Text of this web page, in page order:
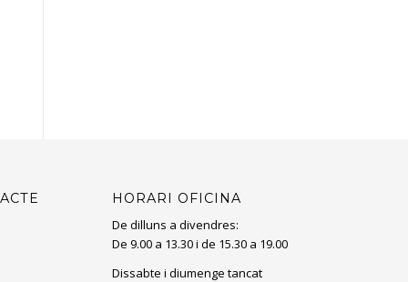
HORARI OFICINA
De dilluns a divendres:
De 9.00 a 13.30 i de 15.30 a 19.00
Dissabte i diumenge tancat